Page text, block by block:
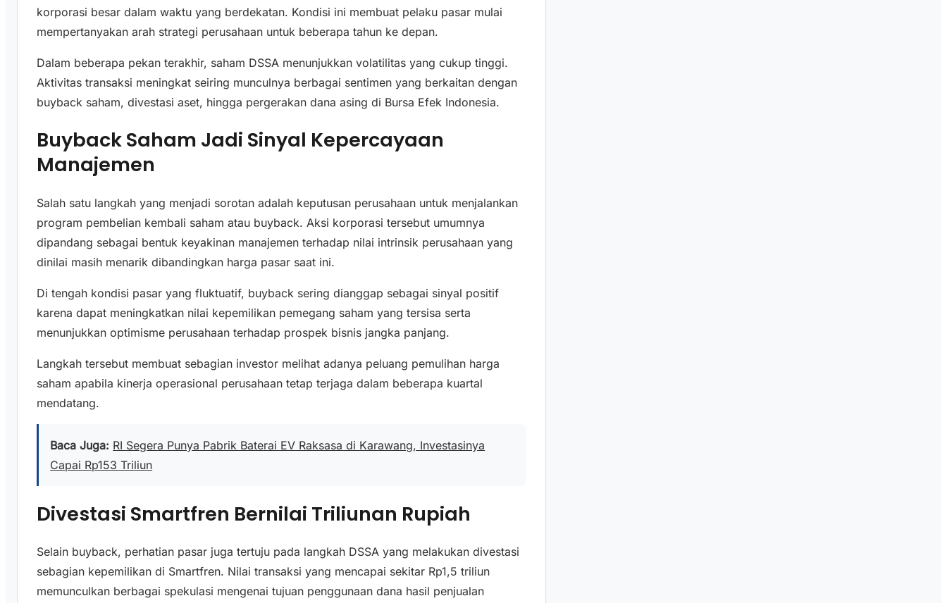
korporasi besar dalam waktu yang berdekatan. Kondisi ini membuat pelaku pasar mulai
mempertanyakan arah strategi perusahaan untuk beberapa tahun ke depan.
Dalam beberapa pekan terakhir, saham DSSA menunjukkan volatilitas yang cukup tinggi.
Aktivitas transaksi meningkat seiring munculnya berbagai sentimen yang berkaitan dengan
buyback saham, divestasi aset, hingga pergerakan dana asing di Bursa Efek Indonesia.
Buyback Saham Jadi Sinyal Kepercayaan
Manajemen
Salah satu langkah yang menjadi sorotan adalah keputusan perusahaan untuk menjalankan
program pembelian kembali saham atau buyback. Aksi korporasi tersebut umumnya
dipandang sebagai bentuk keyakinan manajemen terhadap nilai intrinsik perusahaan yang
dinilai masih menarik dibandingkan harga pasar saat ini.
Di tengah kondisi pasar yang fluktuatif, buyback sering dianggap sebagai sinyal positif
karena dapat meningkatkan nilai kepemilikan pemegang saham yang tersisa serta
menunjukkan optimisme perusahaan terhadap prospek bisnis jangka panjang.
Langkah tersebut membuat sebagian investor melihat adanya peluang pemulihan harga
saham apabila kinerja operasional perusahaan tetap terjaga dalam beberapa kuartal
mendatang.
Baca Juga: RI Segera Punya Pabrik Baterai EV Raksasa di Karawang, Investasinya
Capai Rp153 Triliun
Divestasi Smartfren Bernilai Triliunan Rupiah
Selain buyback, perhatian pasar juga tertuju pada langkah DSSA yang melakukan divestasi
sebagian kepemilikan di Smartfren. Nilai transaksi yang mencapai sekitar Rp1,5 triliun
memunculkan berbagai spekulasi mengenai tujuan penggunaan dana hasil penjualan